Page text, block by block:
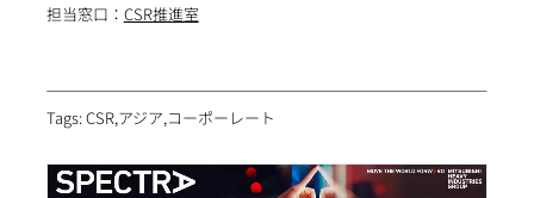
担当窓口： CSR推進室
Tags: CSR,アジア,コーポーレート